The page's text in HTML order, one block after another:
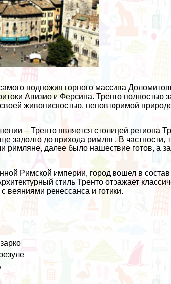
подножия горного массива
Авизио и Ферсина. Тренто полностью
живописностью, неповторимой
– Тренто является столицей региона
задолго до прихода римлян. В частности,
римляне, далее было нашествие готов, а
Римской империи, город вошел в состав
стиль Тренто отражает
веяниями ренессанса и готики.